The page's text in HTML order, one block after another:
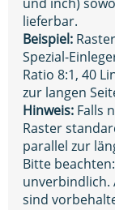
lieferbar.
Beispiel:
Spezial-
Ratio 8:1, 40
zur langen
Hinweis: Falls
Raster
parallel zur
Bitte
unverbindlich.
sind